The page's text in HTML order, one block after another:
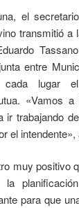
el
transmitió a
entre
cada lugar
«Vamos
ir trabajando
el intendente»,
muy positivo
la
para que